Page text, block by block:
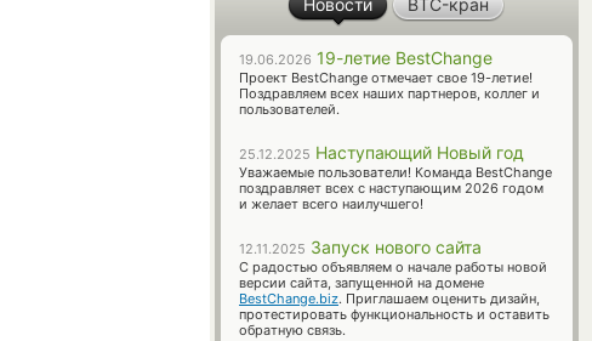
Новости BTC-кран
19.06.2026 19-летие BestChange
Проект BestChange отмечает свое 19-летие!
Поздравляем всех наших партнеров, коллег и
пользователей.
25.12.2025 Наступающий Новый год
Уважаемые пользователи! Команда BestChange
поздравляет всех с наступающим 2026 годом
и желает всего наилучшего!
12.11.2025 Запуск нового сайта
С радостью объявляем о начале работы новой
версии сайта, запущенной на домене
BestChange.biz. Приглашаем оценить дизайн,
протестировать функциональность и оставить
обратную связь.